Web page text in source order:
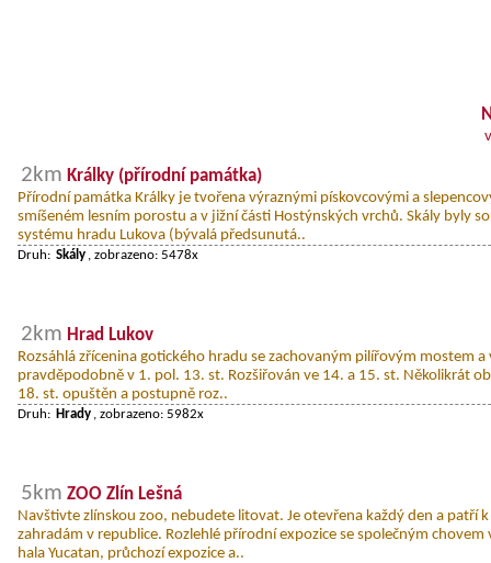
2km Králky (přírodní památka)
Přírodní památka Králky je tvořena výraznými pískovcovými a
smíšeném lesním porostu a v jižní části Hostýnských vrchů. Skály byly
systému hradu Lukova (bývalá předsunutá..
Druh: Skály , zobrazeno: 5478x
2km Hrad Lukov
Rozsáhlá zřícenina gotického hradu se zachovaným pilířovým mostem
pravděpodobně v 1. pol. 13. st. Rozšiřován ve 14. a 15. st. Několikrát
18. st. opuštěn a postupně roz..
Druh: Hrady , zobrazeno: 5982x
5km ZOO Zlín Lešná
Navštivte zlínskou zoo, nebudete litovat. Je otevřena každý den a patří
zahradám v republice. Rozlehlé přírodní expozice se společným
hala Yucatan, průchozí expozice a..